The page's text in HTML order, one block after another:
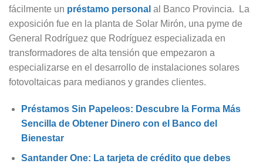
fácilmente un préstamo personal al Banco Provincia. La
exposición fue en la planta de Solar Mirón, una pyme de
General Rodríguez que Rodríguez especializada en
transformadores de alta tensión que empezaron a
especializarse en el desarrollo de instalaciones solares
fotovoltaicas para medianos y grandes clientes.
Préstamos Sin Papeleos: Descubre la Forma Más
Sencilla de Obtener Dinero con el Banco del
Bienestar
Santander One: La tarjeta de crédito que debes